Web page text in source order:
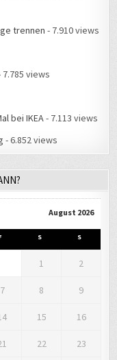
bei IKEA
- 6.852 views
1 2
7 8 9